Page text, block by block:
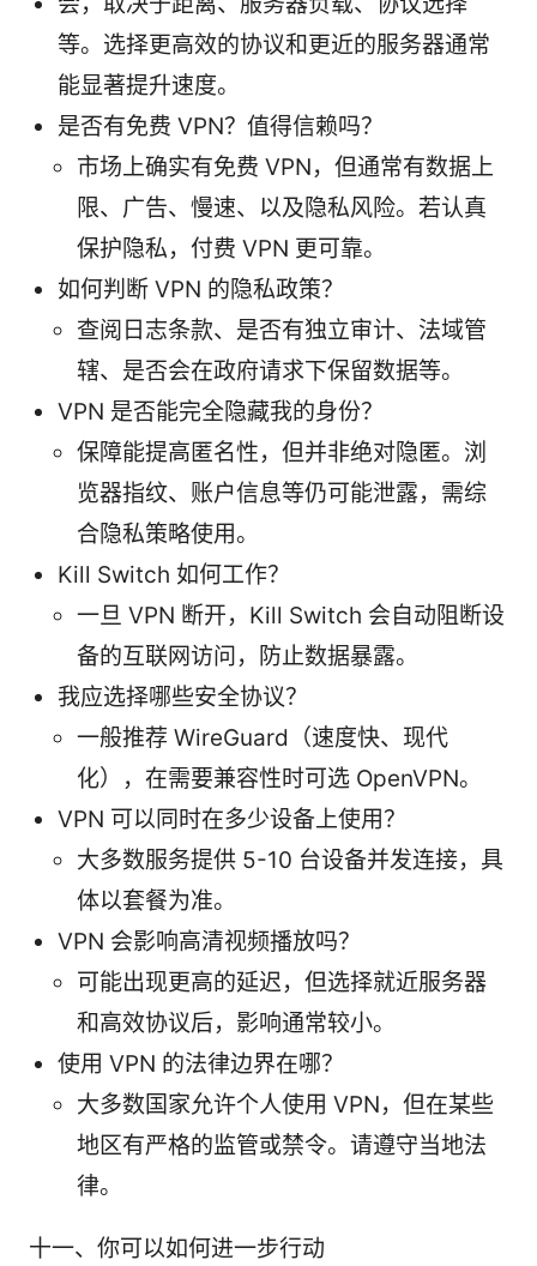
等。选择更高效的协议和更近的服务器通常
能显著提升速度。
是否有免费 VPN？值得信赖吗？
市场上确实有免费 VPN，但通常有数据上
限、广告、慢速、以及隐私风险。若认真
保护隐私，付费 VPN 更可靠。
如何判断 VPN 的隐私政策？
查阅日志条款、是否有独立审计、法域管
辖、是否会在政府请求下保留数据等。
VPN 是否能完全隐藏我的身份？
保障能提高匿名性，但并非绝对隐匿。浏
览器指纹、账户信息等仍可能泄露，需综
合隐私策略使用。
Kill Switch 如何工作？
一旦 VPN 断开，Kill Switch 会自动阻断设
备的互联网访问，防止数据暴露。
我应选择哪些安全协议？
一般推荐 WireGuard（速度快、现代
化），在需要兼容性时可选 OpenVPN。
VPN 可以同时在多少设备上使用？
大多数服务提供 5-10 台设备并发连接，具
体以套餐为准。
VPN 会影响高清视频播放吗？
可能出现更高的延迟，但选择就近服务器
和高效协议后，影响通常较小。
使用 VPN 的法律边界在哪？
大多数国家允许个人使用 VPN，但在某些
地区有严格的监管或禁令。请遵守当地法
律。
十一、你可以如何进一步行动